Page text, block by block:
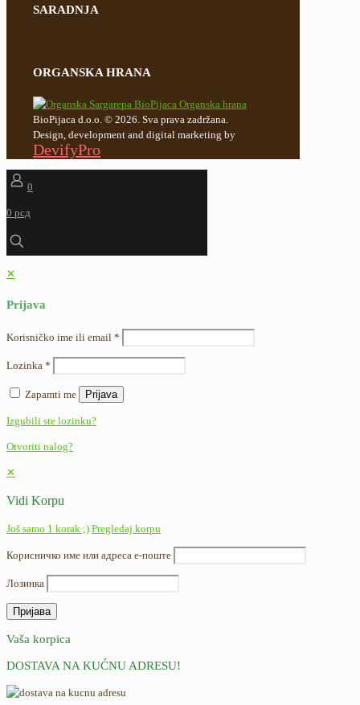
SARADNJA
ORGANSKA HRANA
BioPijaca d.o.o. © 2026. Sva prava zadržana.
Design, development and digital marketing by
DevifyPro
0
0 рсд
✕
Prijava
Korisničko ime ili email *
Lozinka *
Zapamti me Prijava
Izgubili ste lozinku?
Otvoriti nalog?
✕
Vidi Korpu
Još samo 1 korak ;) Pregledaj korpu
Корисничко име или адреса е-поште
Лозинка
Vaša korpica
DOSTAVA NA KUĆNU ADRESU!